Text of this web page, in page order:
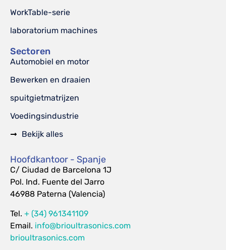
WorkTable-serie
laboratorium machines
Sectoren
Automobiel en motor
Bewerken en draaien
spuitgietmatrijzen
Voedingsindustrie
Bekijk alles
Hoofdkantoor - Spanje
C/ Ciudad de Barcelona 1J
Pol. Ind. Fuente del Jarro
46988 Paterna (Valencia)
Tel. + (34) 961341109
Email. info@brioultrasonics.com
brioultrasonics.com